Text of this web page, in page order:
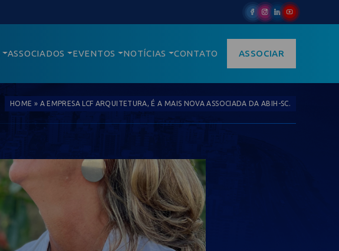
ASSOCIADOS EVENTOS NOTÍCIAS CONTATO ASSOCIAR
HOME » A EMPRESA LCF ARQUITETURA, É A MAIS NOVA ASSOCIADA DA ABIH-SC.